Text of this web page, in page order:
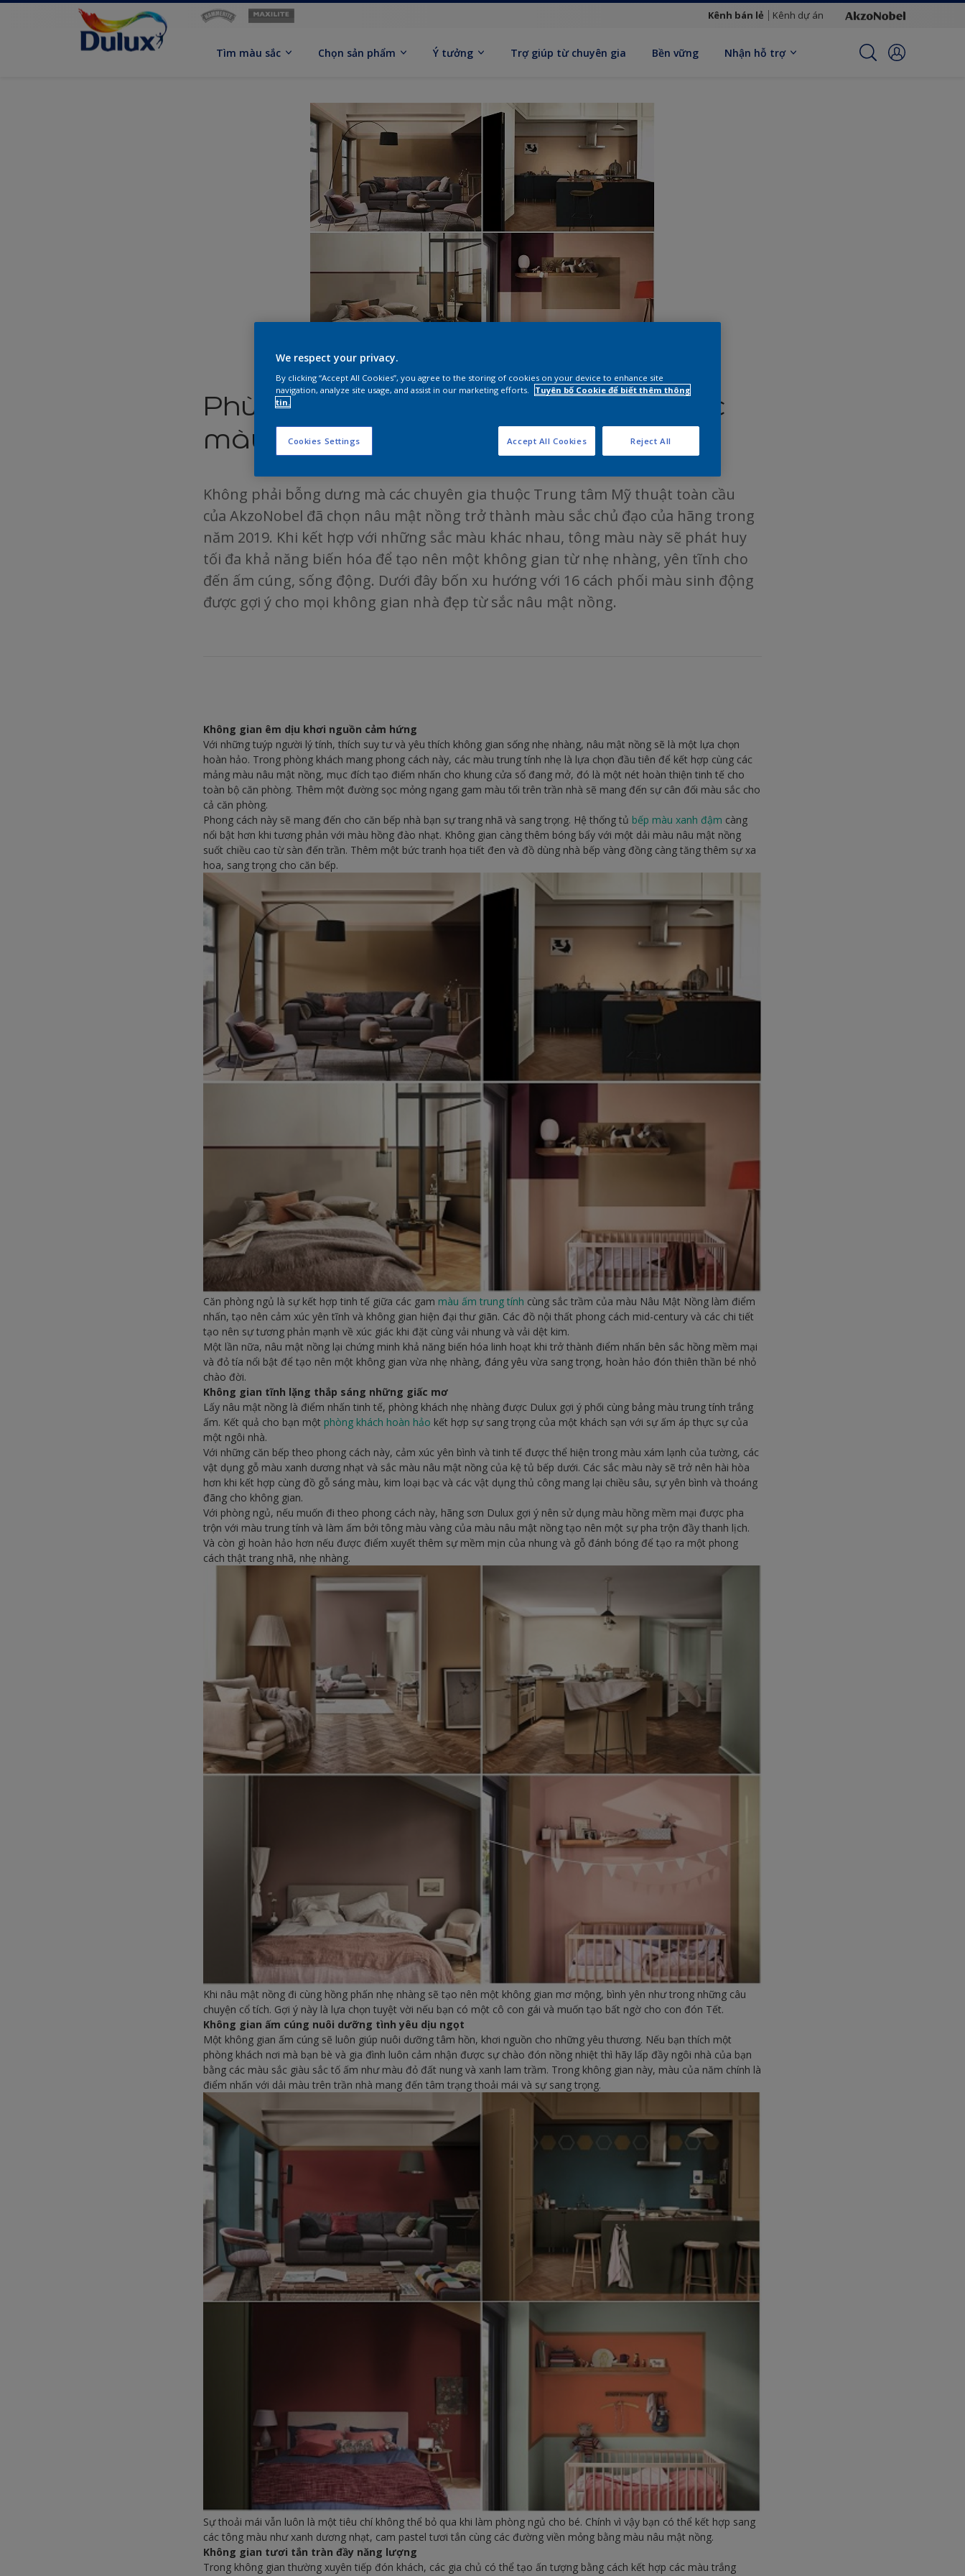
Kênh bán lẻ Kênh dự án
Tìm màu sắc Chọn sản phẩm Ý tưởng Trợ giúp từ chuyên gia Bền vững Nhận hỗ trợ
Phù phép diện mạo ngôi nhà với sắc
màu chủ đạo năm 2019
Không phải bỗng dưng mà các chuyên gia thuộc Trung tâm Mỹ thuật toàn cầu
của AkzoNobel đã chọn nâu mật nồng trở thành màu sắc chủ đạo của hãng trong
năm 2019. Khi kết hợp với những sắc màu khác nhau, tông màu này sẽ phát huy
tối đa khả năng biến hóa để tạo nên một không gian từ nhẹ nhàng, yên tĩnh cho
đến ấm cúng, sống động. Dưới đây bốn xu hướng với 16 cách phối màu sinh động
được gợi ý cho mọi không gian nhà đẹp từ sắc nâu mật nồng.
Không gian êm dịu khơi nguồn cảm hứng
Với những tuýp người lý tính, thích suy tư và yêu thích không gian sống nhẹ nhàng, nâu mật nồng sẽ là một lựa chọn
hoàn hảo. Trong phòng khách mang phong cách này, các màu trung tính nhẹ là lựa chọn đầu tiên để kết hợp cùng các
mảng màu nâu mật nồng, mục đích tạo điểm nhấn cho khung cửa sổ đang mở, đó là một nét hoàn thiện tinh tế cho
toàn bộ căn phòng. Thêm một đường sọc mỏng ngang gam màu tối trên trần nhà sẽ mang đến sự cân đối màu sắc cho
cả căn phòng.
Phong cách này sẽ mang đến cho căn bếp nhà bạn sự trang nhã và sang trọng. Hệ thống tủ bếp màu xanh đậm càng
nổi bật hơn khi tương phản với màu hồng đào nhạt. Không gian càng thêm bóng bẩy với một dải màu nâu mật nồng
suốt chiều cao từ sàn đến trần. Thêm một bức tranh họa tiết đen và đồ dùng nhà bếp vàng đồng càng tăng thêm sự xa
hoa, sang trọng cho căn bếp.
Căn phòng ngủ là sự kết hợp tinh tế giữa các gam màu ấm trung tính cùng sắc trầm của màu Nâu Mật Nồng làm điểm
nhấn, tạo nên cảm xúc yên tĩnh và không gian hiện đại thư giãn. Các đồ nội thất phong cách mid-century và các chi tiết
tạo nên sự tương phản mạnh về xúc giác khi đặt cùng vải nhung và vải dệt kim.
Một lần nữa, nâu mật nồng lại chứng minh khả năng biến hóa linh hoạt khi trở thành điểm nhấn bên sắc hồng mềm mại
và đỏ tía nổi bật để tạo nên một không gian vừa nhẹ nhàng, đáng yêu vừa sang trọng, hoàn hảo đón thiên thần bé nhỏ
chào đời.
Không gian tĩnh lặng thắp sáng những giấc mơ
Lấy nâu mật nồng là điểm nhấn tinh tế, phòng khách nhẹ nhàng được Dulux gợi ý phối cùng bảng màu trung tính trắng
ấm. Kết quả cho bạn một phòng khách hoàn hảo kết hợp sự sang trọng của một khách sạn với sự ấm áp thực sự của
một ngôi nhà.
Với những căn bếp theo phong cách này, cảm xúc yên bình và tinh tế được thể hiện trong màu xám lạnh của tường, các
vật dụng gỗ màu xanh dương nhạt và sắc màu nâu mật nồng của kệ tủ bếp dưới. Các sắc màu này sẽ trở nên hài hòa
hơn khi kết hợp cùng đồ gỗ sáng màu, kim loại bạc và các vật dụng thủ công mang lại chiều sâu, sự yên bình và thoáng
đãng cho không gian.
Với phòng ngủ, nếu muốn đi theo phong cách này, hãng sơn Dulux gợi ý nên sử dụng màu hồng mềm mại được pha
trộn với màu trung tính và làm ấm bởi tông màu vàng của màu nâu mật nồng tạo nên một sự pha trộn đầy thanh lịch.
Và còn gì hoàn hảo hơn nếu được điểm xuyết thêm sự mềm mịn của nhung và gỗ đánh bóng để tạo ra một phong
cách thật trang nhã, nhẹ nhàng.
Khi nâu mật nồng đi cùng hồng phấn nhẹ nhàng sẽ tạo nên một không gian mơ mộng, bình yên như trong những câu
chuyện cổ tích. Gợi ý này là lựa chọn tuyệt vời nếu bạn có một cô con gái và muốn tạo bất ngờ cho con đón Tết.
Không gian ấm cúng nuôi dưỡng tình yêu dịu ngọt
Một không gian ấm cúng sẽ luôn giúp nuôi dưỡng tâm hồn, khơi nguồn cho những yêu thương. Nếu bạn thích một
phòng khách nơi mà bạn bè và gia đình luôn cảm nhận được sự chào đón nồng nhiệt thì hãy lấp đầy ngôi nhà của bạn
bằng các màu sắc giàu sắc tố ấm như màu đỏ đất nung và xanh lam trầm. Trong không gian này, màu của năm chính là
điểm nhấn với dải màu trên trần nhà mang đến tâm trạng thoải mái và sự sang trọng.
Sự thoải mái vẫn luôn là một tiêu chí không thể bỏ qua khi làm phòng ngủ cho bé. Chính vì vậy bạn có thể kết hợp sang
các tông màu như xanh dương nhạt, cam pastel tươi tắn cùng các đường viền mỏng bằng màu nâu mật nồng.
Không gian tươi tắn tràn đầy năng lượng
Trong không gian thường xuyên tiếp đón khách, các gia chủ có thể tạo ấn tượng bằng cách kết hợp các màu trắng
We respect your privacy.
By clicking “Accept All Cookies”, you agree to the storing of cookies on your device to enhance site
navigation, analyze site usage, and assist in our marketing efforts.
Tuyên bố Cookie để biết thêm thông
tin.
Cookies Settings Reject All
Accept All Cookies